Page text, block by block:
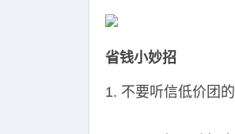
省钱小妙招
1. 不要听信低价团